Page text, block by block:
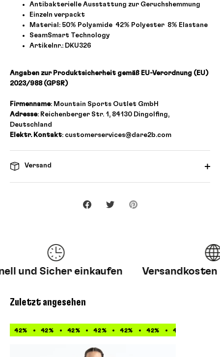
Antibakterielle Ausstattung zur Geruchshemmung
Einzeln verpackt
Material: 50% Polyamide 42% Polyester 8% Elastane
SeamSmart Technology
Artikelnr.: DKU326
Angaben zur Produktsicherheit gemäß EU-Verordnung (EU)
2023/988 (GPSR)
Firmenname: Mountain Sports Outlet GmbH
Adresse: Reichenberger Str. 1, 84130 Dingolfing,
Deutschland
Elektr. Kontakt: customerservices@dare2b.com
Versand
Teilen TwitternPinnen
und Sicher einkaufen Versandkosten
Zuletzt angesehen
42% 42% 42% 42% 42% 42% 42%